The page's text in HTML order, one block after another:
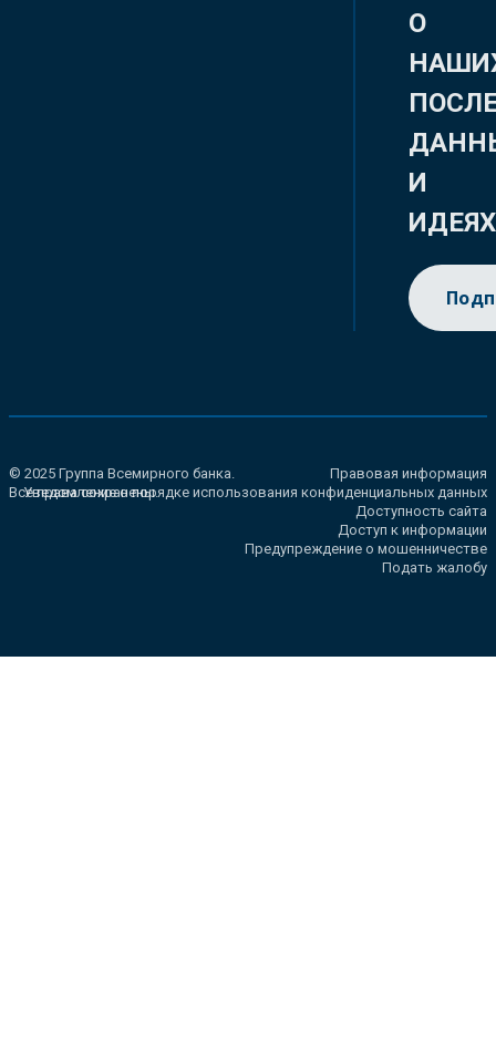
О
И
ИДЕЯХ
© 2025 Группа Всемирного банка.
Все права сохранены.
Правовая информация
Уведомление о порядке использования конфиденциальных данных
Доступность сайта
Доступ к информации
Предупреждение о мошенничестве
Подать жалобу